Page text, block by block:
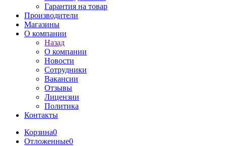
Гарантия на товар
Производители
Магазины
О компании
Назад
О компании
Новости
Сотрудники
Вакансии
Отзывы
Лицензии
Политика
Контакты
Корзина0
Отложенные0